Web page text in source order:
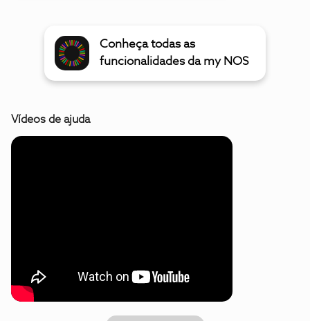
Conheça todas as
funcionalidades da my NOS
Vídeos de ajuda